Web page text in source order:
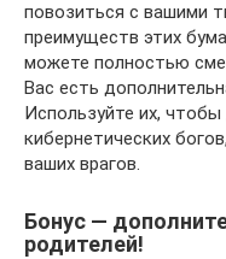
повозиться с вашими
преимуществ этих
можете полностью
Вас есть
Используйте их,
кибернетических
ваших врагов.
Бонус —
родителей!